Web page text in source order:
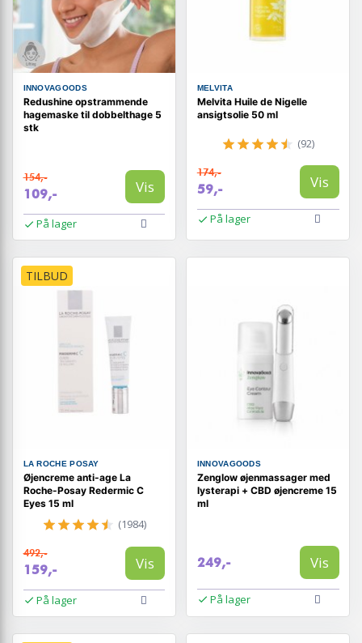
INNOVAGOODS
Redushine opstrammende
hagemaske til dobbelthage 5
stk
154,-
109,- Vis
På lager
MELVITA
Melvita Huile de Nigelle
ansigtsolie 50 ml
(92)
174,-
59,- Vis
På lager
TILBUD
LA ROCHE POSAY
Øjencreme anti-age La
Roche-Posay Redermic C
Eyes 15 ml
(1984)
492,-
159,- Vis
På lager
INNOVAGOODS
Zenglow øjenmassager med
lysterapi + CBD øjencreme 15
ml
249,- Vis
På lager